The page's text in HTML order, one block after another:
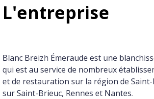
L'entreprise
Blanc Breizh Émeraude est une
qui est au service de nombreux
et de restauration sur la région de
sur Saint-Brieuc, Rennes et Nantes.